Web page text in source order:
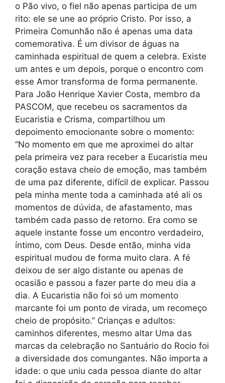
o Pão vivo, o fiel não apenas participa de um
rito: ele se une ao próprio Cristo. Por isso, a
Primeira Comunhão não é apenas uma data
comemorativa. É um divisor de águas na
caminhada espiritual de quem a celebra. Existe
um antes e um depois, porque o encontro com
esse Amor transforma de forma permanente.
Para João Henrique Xavier Costa, membro da
PASCOM, que recebeu os sacramentos da
Eucaristia e Crisma, compartilhou um
depoimento emocionante sobre o momento:
“No momento em que me aproximei do altar
pela primeira vez para receber a Eucaristia meu
coração estava cheio de emoção, mas também
de uma paz diferente, difícil de explicar. Passou
pela minha mente toda a caminhada até ali os
momentos de dúvida, de afastamento, mas
também cada passo de retorno. Era como se
aquele instante fosse um encontro verdadeiro,
íntimo, com Deus. Desde então, minha vida
espiritual mudou de forma muito clara. A fé
deixou de ser algo distante ou apenas de
ocasião e passou a fazer parte do meu dia a
dia. A Eucaristia não foi só um momento
marcante foi um ponto de virada, um recomeço
cheio de propósito.” Crianças e adultos:
caminhos diferentes, mesmo altar Uma das
marcas da celebração no Santuário do Rocio foi
a diversidade dos comungantes. Não importa a
idade: o que uniu cada pessoa diante do altar